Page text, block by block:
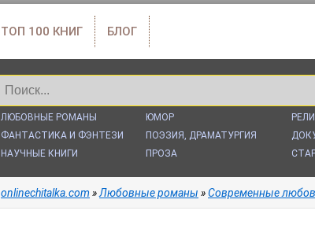
ТОП 100 КНИГ БЛОГ
ЛЮБОВНЫЕ РОМАНЫ
ФАНТАСТИКА И ФЭНТЕЗИ
НАУЧНЫЕ КНИГИ
ЮМОР
ПОЭЗИЯ, ДРАМАТУРГИЯ
ПРОЗА
onlinechitalka.com »Любовные романы »Современные